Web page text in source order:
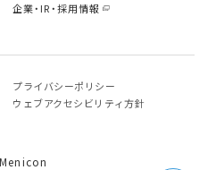
企業・IR・採用情報
プライバシーポリシー
ウェブアクセシビリティ方針